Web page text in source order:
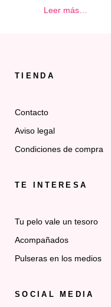
Leer más…
TIENDA
Contacto
Aviso legal
Condiciones de compra
TE INTERESA
Tu pelo vale un tesoro
Acompañados
Pulseras en los medios
SOCIAL MEDIA